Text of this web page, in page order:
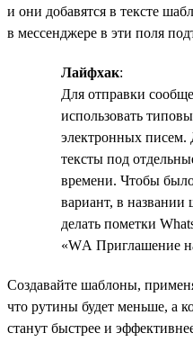
и они добавятся в тексте
в мессенджере в эти поля
Лайфхак:
Для отправки
использовать
электронных писем.
тексты под
времени. Чтобы
вариант, в
делать пометки
«WА Приглашение
Создавайте шаблоны,
что рутины будет меньше, а
станут быстрее и